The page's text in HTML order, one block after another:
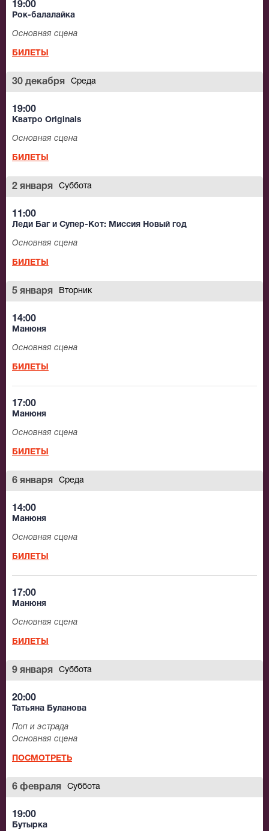
19:00
Рок-балалайка
Основная сцена
БИЛЕТЫ
30 декабря Среда
19:00
Кватро Originals
Основная сцена
БИЛЕТЫ
2 января Суббота
11:00
Леди Баг и Супер-Кот: Миссия Новый год
Основная сцена
БИЛЕТЫ
5 января Вторник
14:00
Манюня
Основная сцена
БИЛЕТЫ
17:00
Манюня
Основная сцена
БИЛЕТЫ
6 января Среда
14:00
Манюня
Основная сцена
БИЛЕТЫ
17:00
Манюня
Основная сцена
БИЛЕТЫ
9 января Суббота
20:00
Татьяна Буланова
Поп и эстрада
Основная сцена
ПОСМОТРЕТЬ
6 февраля Суббота
19:00
Бутырка